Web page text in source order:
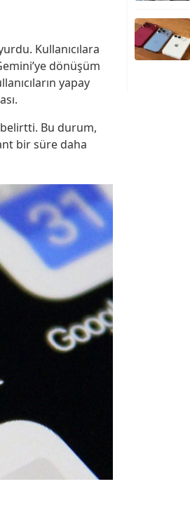
Kullanıcılara
dönüşüm
yapay
Bu durum,
bir süre daha